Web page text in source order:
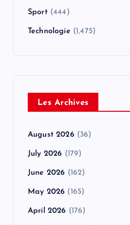
Sport(444)
Technologie (1,475)
Les Archives
August 2026(36)
July 2026 (179)
June 2026 (162)
May 2026 (165)
April 2026 (176)